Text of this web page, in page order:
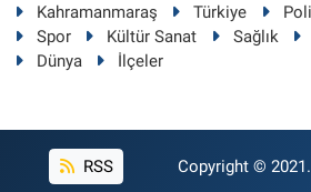
Kahramanmaraş Türkiye
Spor
Kültür Sanat Sağlık
Dünya
İlçeler
RSS Copyright © 2021.